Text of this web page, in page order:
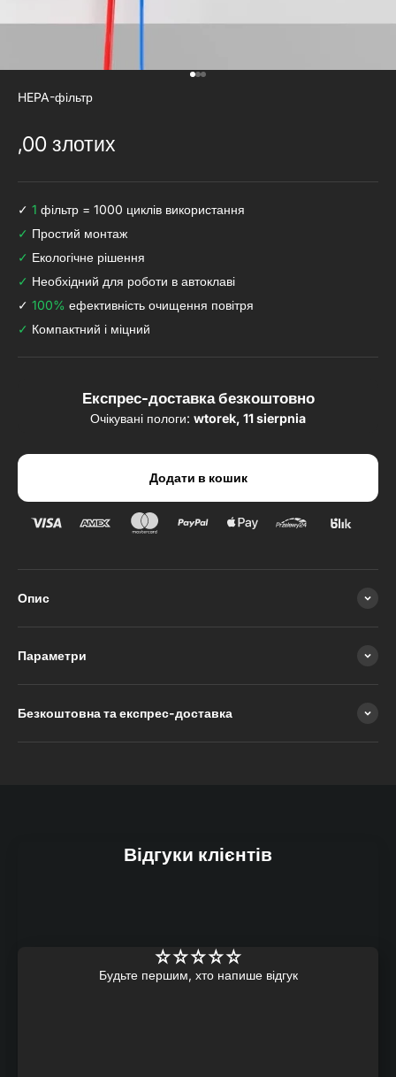
HEPA-фільтр
Акційна ціна 123
,00 злотих
✓ 1 фільтр = 1000 циклів використання
✓ Простий монтаж
✓ Екологічне рішення
✓ Необхідний для роботи в автоклаві
✓ 100% ефективність очищення повітря
✓ Компактний і міцний
Експрес-доставка безкоштовно
Очікувані пологи: wtorek, 11 sierpnia
Додати в кошик
Опис
Параметри
Безкоштовна та експрес-доставка
Відгуки клієнтів
Будьте першим, хто напише відгук